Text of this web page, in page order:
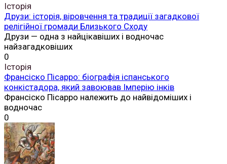
Історія
Друзи: історія, віровчення та традиції загадкової
релігійної громади Близького Сходу
Друзи — одна з найцікавіших і водночас
найзагадковіших
0
Історія
Франсіско Пісарро: біографія іспанського
конкістадора, який завоював Імперію інків
Франсіско Пісарро належить до найвідоміших і
водночас
0